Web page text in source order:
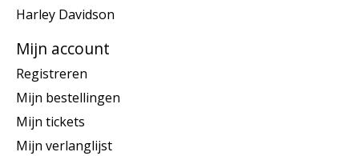
Harley Davidson
Mijn account
Registreren
Mijn bestellingen
Mijn tickets
Mijn verlanglijst